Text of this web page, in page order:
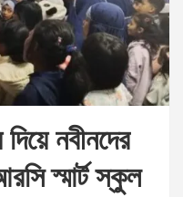
নবীনদের
স্মার্ট স্কুল